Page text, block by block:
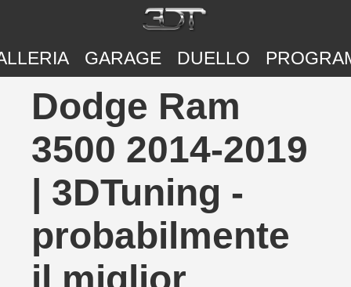
GARAGE DUELLO
Dodge Ram
3500 2014-2019
| 3DTuning -
probabilmente